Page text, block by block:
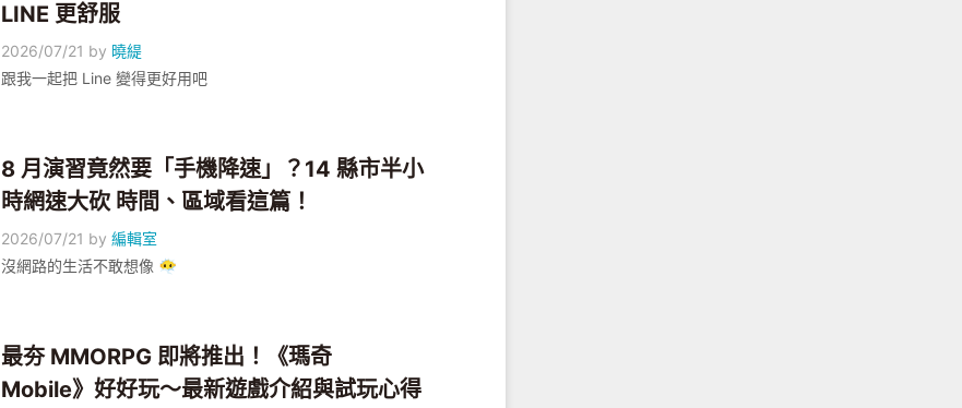
LINE 更舒服
2026/07/21 by 曉緹
跟我一起把 Line 變得更好用吧
8 月演習竟然要「手機降速」？14 縣市半小
時網速大砍 時間、區域看這篇！
2026/07/21 by編輯室
沒網路的生活不敢想像 😶‍🌫️
最夯 MMORPG 即將推出！《瑪奇
Mobile》好好玩～最新遊戲介紹與試玩心得